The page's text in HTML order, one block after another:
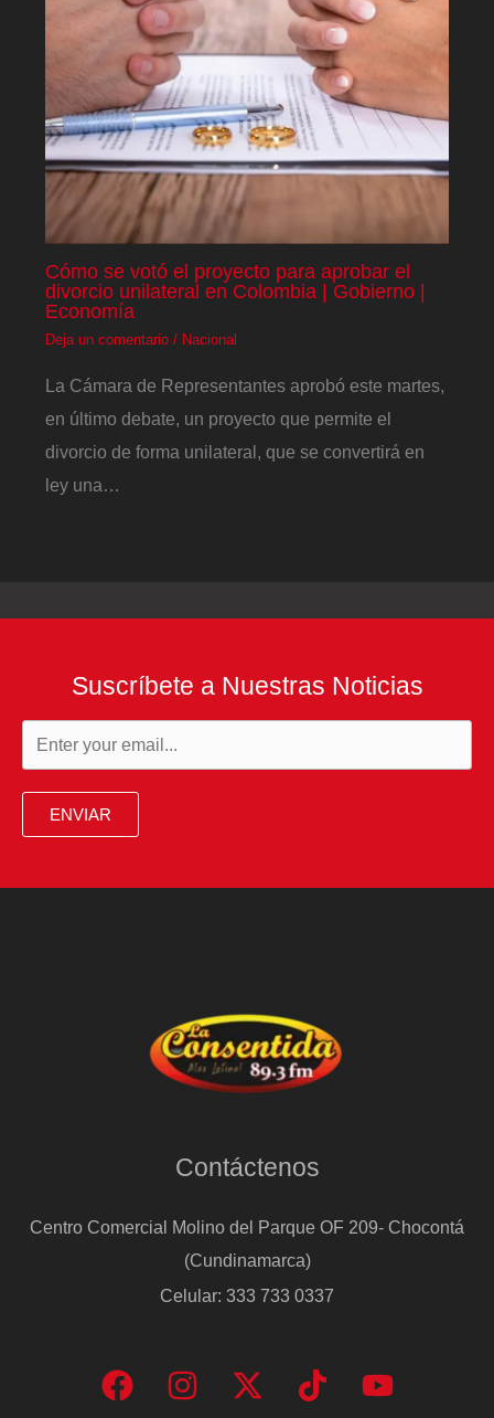
Cómo se votó el proyecto para aprobar el
divorcio unilateral en Colombia | Gobierno |
Economía
Deja un comentario / Nacional
La Cámara de Representantes aprobó este martes,
en último debate, un proyecto que permite el
divorcio de forma unilateral, que se convertirá en
ley una…
Suscríbete a Nuestras Noticias
ENVIAR
Contáctenos
Centro Comercial Molino del Parque OF 209- Chocontá
(Cundinamarca)
Celular: 333 733 0337